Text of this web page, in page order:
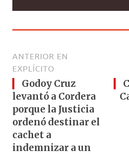
ANTERIOR EN
EXPLÍCITO
Godoy Cruz
levantó a Cordera
porque la Justicia
ordenó destinar el
cachet a
indemnizar a un